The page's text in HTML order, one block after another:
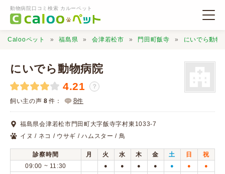
動物病院口コミ検索 カルーペット
動物病院検索
口コミ検索
Calooペットとは？
Calooペット 福島県 会津若松市 門田町飯寺 にいでら動物
にいでら動物病院
4.21 ？
飼い主の声 8 件： 8件
福島県会津若松市門田町大字飯寺字村東1033-7
イヌ / ネコ / ウサギ / ハムスター / 鳥
診察時間 月 火 水 木 金 土 日
祝
09:00 ~ 11:30
● ● ● ● ● ● ●